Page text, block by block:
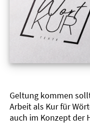
Geltung kommen
Arbeit als Kur für
auch im Konzept der